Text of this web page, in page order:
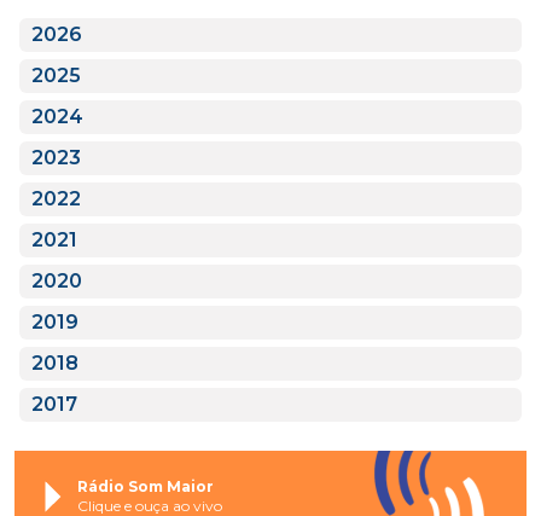
2026
2025
2024
2023
2022
2021
2020
2019
2018
2017
Rádio Som Maior
Clique e ouça ao vivo